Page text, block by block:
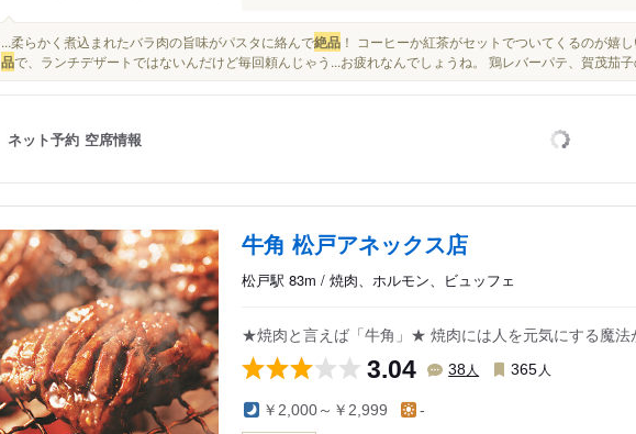
...柔らかく煮込まれたバラ肉の旨味がパスタに絡んで絶品 ！ コーヒーか紅茶がセットでついてくるのが嬉
品で、ランチデザートではないんだけど毎回頼んじゃう...お疲れなんでしょうね。 鶏レバーパテ、賀茂茄
ネット予約 空席情報
牛角 松戸アネックス店
松戸駅 83m / 焼肉、ホルモン、ビュッフェ
★焼肉と言えば「牛角」★ 焼肉には人を元気にする魔法
3.04 38人 365 人
￥2,000～￥2,999 -